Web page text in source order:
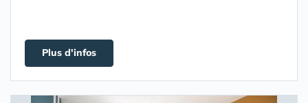
Plus d'infos